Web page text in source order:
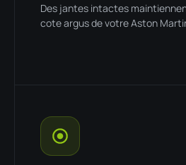
Des jantes intactes
cote argus de votre Aston